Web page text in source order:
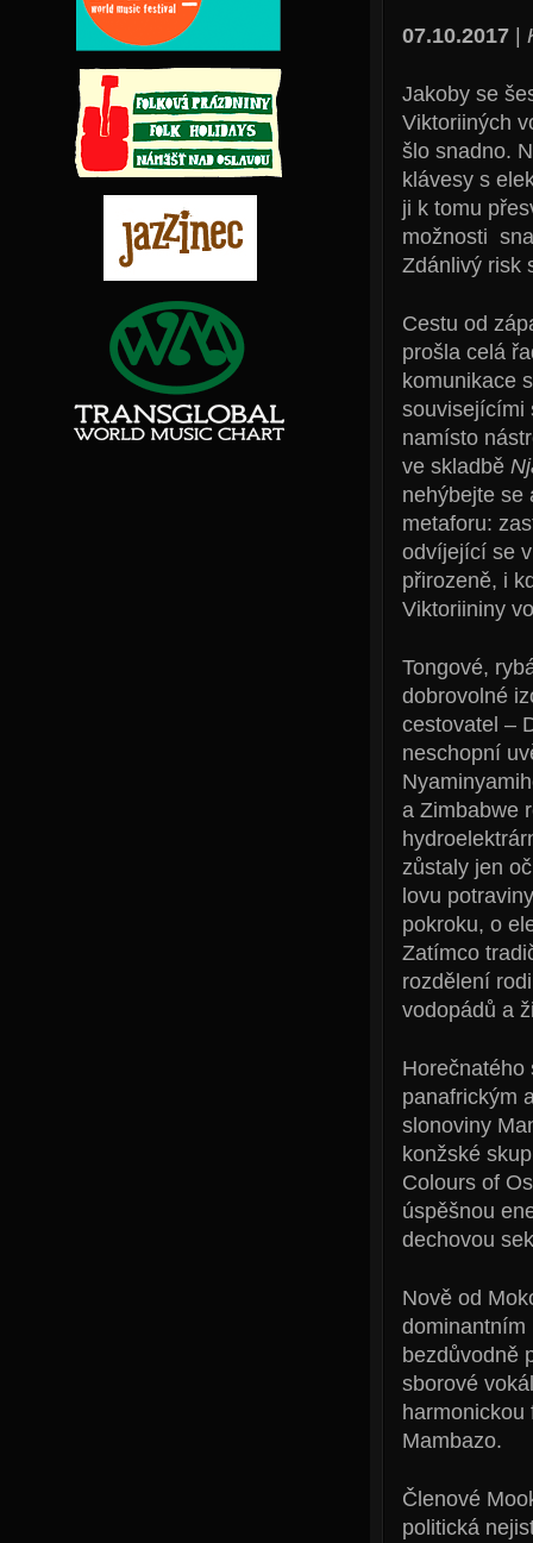
07.10.2017|
Jakoby se
Viktoriiných
šlo snadno.
klávesy s
ji k tomu
možnosti
Zdánlivý risk
Cestu od
prošla celá
komunikace
souvisejícími
namísto
ve skladbě
nehýbejte se
metaforu:
odvíjející se
přirozeně, i
Viktoriininy
Tongové,
dobrovolné
cestovatel –
neschopní
a Zimbabwe
zůstaly jen
lovu
pokroku, o
Zatímco
rozdělení
vodopádů a
Horečnatého
panafrickým
slonoviny
konžské
Colours of
úspěšnou
dechovou
Nově od
dominantním
bezdůvodně
sborové
harmonickou
Mambazo.
Členové
politická